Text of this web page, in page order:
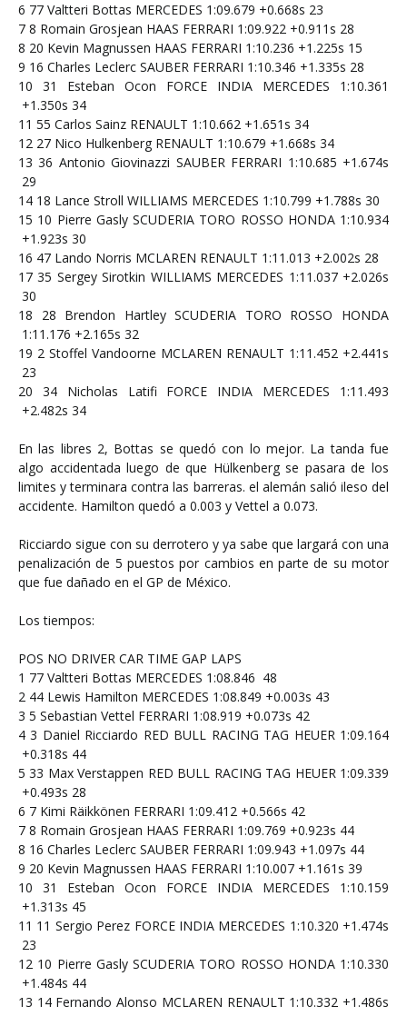
6 77 Valtteri Bottas MERCEDES 1:09.679 +0.668s 23
7 8 Romain Grosjean HAAS FERRARI 1:09.922 +0.911s 28
8 20 Kevin Magnussen HAAS FERRARI 1:10.236 +1.225s 15
9 16 Charles Leclerc SAUBER FERRARI 1:10.346 +1.335s 28
10
31 Esteban Ocon FORCE INDIA MERCEDES
1:10.361
+1.350s 34
11 55 Carlos Sainz RENAULT 1:10.662 +1.651s 34
12 27 Nico Hulkenberg RENAULT 1:10.679 +1.668s 34
13 36 Antonio Giovinazzi SAUBER FERRARI 1:10.685 +1.674s
29
14 18 Lance Stroll WILLIAMS MERCEDES 1:10.799 +1.788s 30
15 10 Pierre Gasly SCUDERIA TORO ROSSO HONDA 1:10.934
+1.923s 30
16 47 Lando Norris MCLAREN RENAULT 1:11.013 +2.002s 28
17 35 Sergey Sirotkin WILLIAMS MERCEDES 1:11.037 +2.026s
30
18
28 Brendon Hartley SCUDERIA TORO ROSSO HONDA
1:11.176 +2.165s 32
19 2 Stoffel Vandoorne MCLAREN RENAULT 1:11.452 +2.441s
23
20
34 Nicholas Latifi FORCE INDIA MERCEDES
1:11.493
+2.482s 34
En las libres 2, Bottas se quedó con lo mejor. La tanda fue
algo accidentada luego de que Hülkenberg se pasara de los
limites y terminara contra las barreras. el alemán salió ileso del
accidente. Hamilton quedó a 0.003 y Vettel a 0.073.
Ricciardo sigue con su derrotero y ya sabe que largará con una
penalización de 5 puestos por cambios en parte de su motor
que fue dañado en el GP de México.
Los tiempos:
POS NO DRIVER CAR TIME GAP LAPS
1 77 Valtteri Bottas MERCEDES 1:08.846 48
2 44 Lewis Hamilton MERCEDES 1:08.849 +0.003s 43
3 5 Sebastian Vettel FERRARI 1:08.919 +0.073s 42
4 3 Daniel Ricciardo RED BULL RACING TAG HEUER 1:09.164
+0.318s 44
5 33 Max Verstappen RED BULL RACING TAG HEUER 1:09.339
+0.493s 28
6 7 Kimi Räikkönen FERRARI 1:09.412 +0.566s 42
7 8 Romain Grosjean HAAS FERRARI 1:09.769 +0.923s 44
8 16 Charles Leclerc SAUBER FERRARI 1:09.943 +1.097s 44
9 20 Kevin Magnussen HAAS FERRARI 1:10.007 +1.161s 39
10
31 Esteban Ocon FORCE INDIA MERCEDES
1:10.159
+1.313s 45
11 11 Sergio Perez FORCE INDIA MERCEDES 1:10.320 +1.474s
23
12 10 Pierre Gasly SCUDERIA TORO ROSSO HONDA 1:10.330
+1.484s 44
13 14 Fernando Alonso MCLAREN RENAULT 1:10.332 +1.486s